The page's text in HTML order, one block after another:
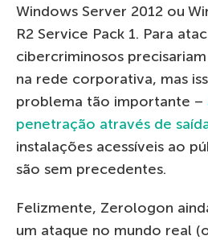
Windows Server 2012 ou
R2 Service Pack 1. Para
cibercriminosos
na rede corporativa, mas
problema tão importante –
penetração através de
instalações acessíveis ao
são sem precedentes.
Felizmente, Zerologon
um ataque no mundo real